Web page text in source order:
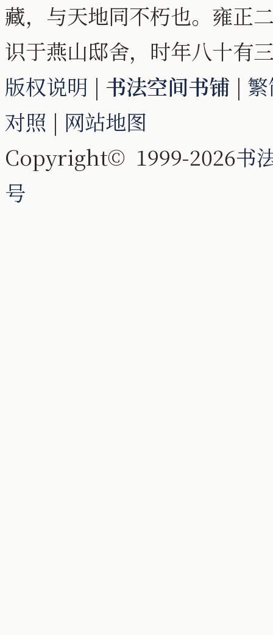
藏，与天地同不朽也。雍正
识于燕山邸舍，时年八十有
版权说明 | 书法空间书铺 |
对照 | 网站地图
Copyright© 1999-2026书
号